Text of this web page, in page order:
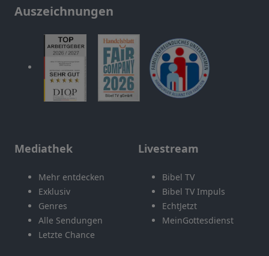
Auszeichnungen
Mediathek
Mehr entdecken
Exklusiv
Genres
Alle Sendungen
Letzte Chance
Livestream
Bibel TV
Bibel TV Impuls
EchtJetzt
MeinGottesdienst